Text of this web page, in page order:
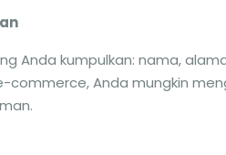
Anda kumpulkan: nama,
commerce, Anda mungkin